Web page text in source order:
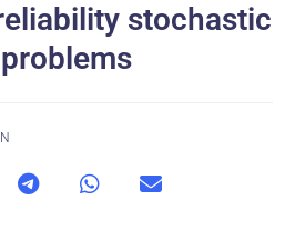
stochastic